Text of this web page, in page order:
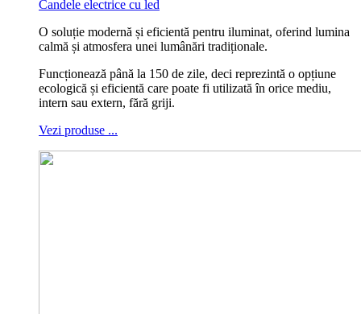
Candele electrice cu led
O soluție modernă și eficientă pentru iluminat, oferind lumina
calmă și atmosfera unei lumânări tradiționale.
Funcționează până la 150 de zile, deci reprezintă o opțiune
ecologică și eficientă care poate fi utilizată în orice mediu,
intern sau extern, fără griji.
Vezi produse ...